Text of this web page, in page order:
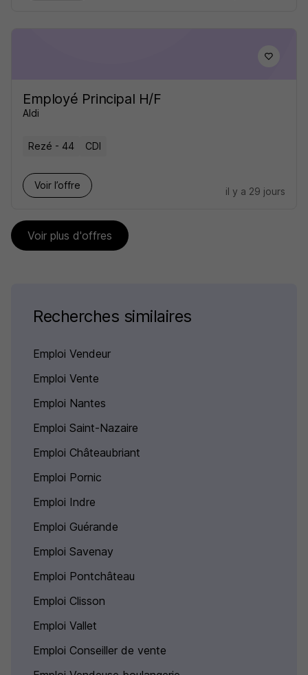
Employé Principal H/F
Aldi
Rezé - 44 CDI
Voir l’offre
il y a 29 jours
Voir plus d'offres
Recherches similaires
Emploi Vendeur
Emploi Vente
Emploi Nantes
Emploi Saint-Nazaire
Emploi Châteaubriant
Emploi Pornic
Emploi Indre
Emploi Guérande
Emploi Savenay
Emploi Pontchâteau
Emploi Clisson
Emploi Vallet
Emploi Conseiller de vente